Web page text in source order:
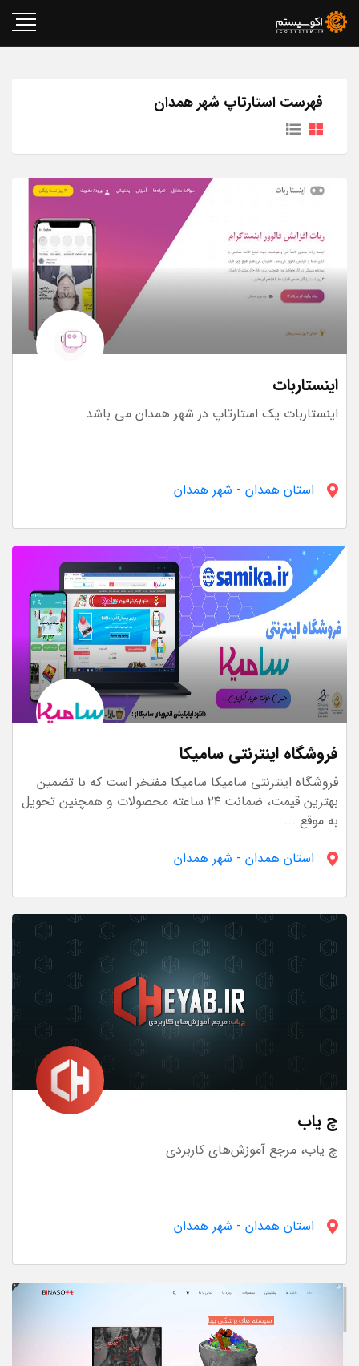
فهرست استارتاپ شهر همدان
اینستاربات
اینستاربات یک استارتاپ در شهر همدان می باشد
استان همدان - شهر همدان
فروشگاه اینترنتی سامیکا
فروشگاه اینترنتی سامیکا سامیکا مفتخر است که با تضمین
بهترین قیمت، ضمانت ۲۴ ساعته محصولات و همچنین تحویل
به موقع ...
استان همدان - شهر همدان
چ یاب
چ یاب، مرجع آموزش‌های کاربردی
استان همدان - شهر همدان